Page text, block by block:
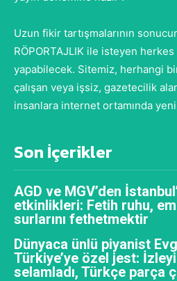
Uzun fikir tartışmalarının
RÖPORTAJLIK ile isteyen
yapabilecek. Sitemiz, herhangi
çalışan veya işsiz, gazetecilik
insanlara internet ortamında
Son İçerikler
AGD ve MGV’den
etkinlikleri: Fetih ruhu,
surlarını fethetmektir
Dünyaca ünlü piyanist
Türkiye’ye özel jest:
selamladı, Türkçe parça